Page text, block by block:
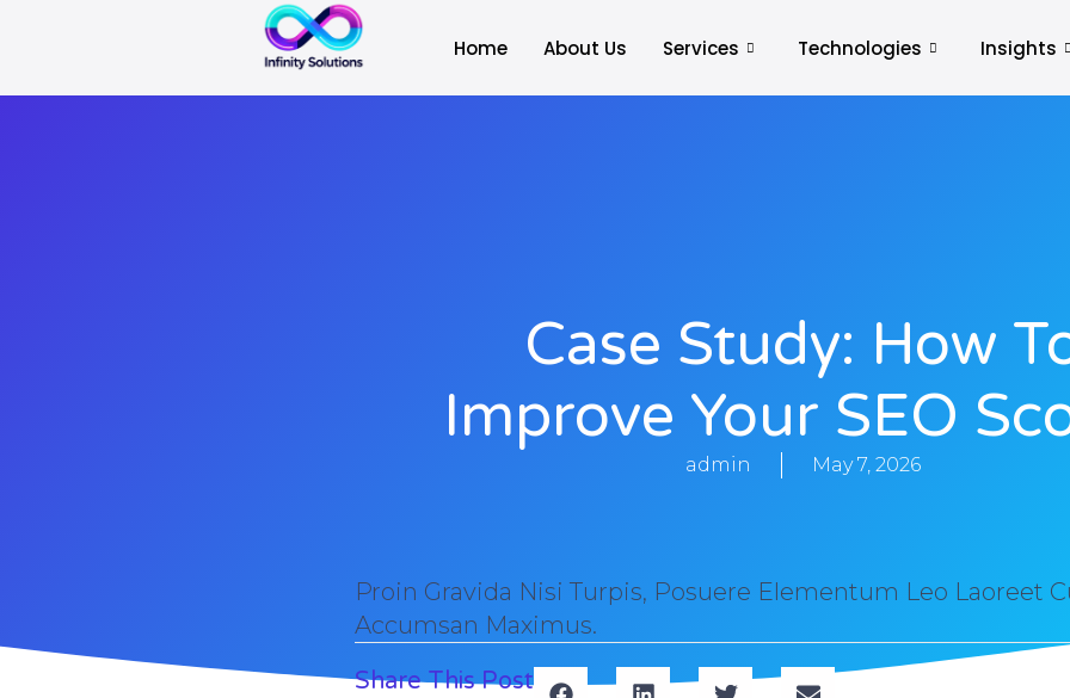
Home About Us Services Technologies Insights
Case Study: How
Improve Your SEO
admin May 7, 2026
Proin Gravida Nisi Turpis, Posuere Elementum Leo Laoreet
Accumsan Maximus.
Share This Post